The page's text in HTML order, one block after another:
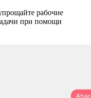
рабочие
при помощи